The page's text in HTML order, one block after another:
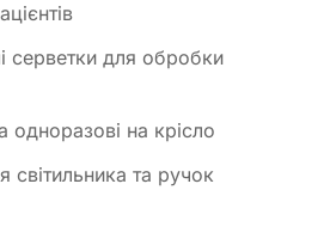
серветки для обробки
одноразові на крісло
світильника та ручок